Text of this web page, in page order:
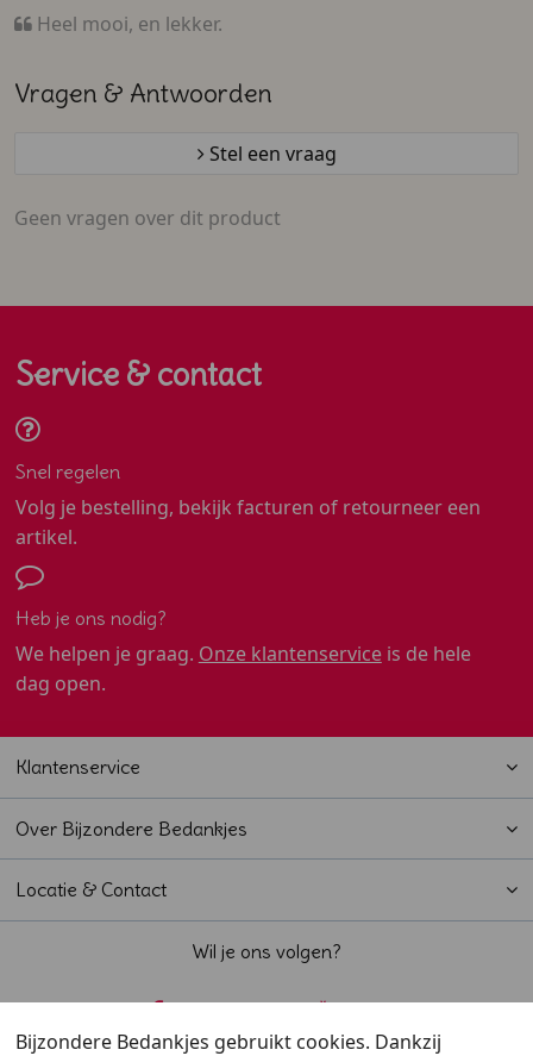
Heel mooi, en lekker.
Vragen & Antwoorden
Stel een vraag
Geen vragen over dit product
Service & contact
Snel regelen
Volg je bestelling, bekijk facturen of retourneer een
artikel.
Heb je ons nodig?
We helpen je graag. Onze klantenserviceis de hele
dag open.
Klantenservice
Over Bijzondere Bedankjes
Locatie & Contact
Wil je ons volgen?
Bijzondere Bedankjes gebruikt cookies. Dankzij